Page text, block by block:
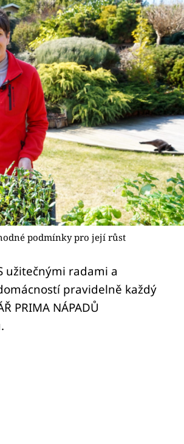
podmínky pro její růst
užitečnými radami a
pravidelně každý
PRIMA NÁPADŮ